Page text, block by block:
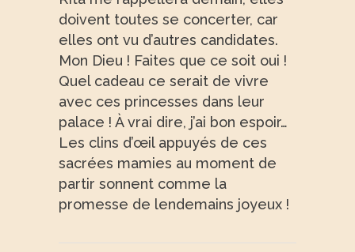
doivent toutes se concerter, car
elles ont vu d’autres candidates.
Mon Dieu ! Faites que ce soit oui !
Quel cadeau ce serait de vivre
avec ces princesses dans leur
palace ! À vrai dire, j’ai bon espoir…
Les clins d’œil appuyés de ces
sacrées mamies au moment de
partir sonnent comme la
promesse de lendemains joyeux !